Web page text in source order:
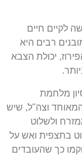
לקיים חיים
רבים היא
, יכולת הצבא
.
מלחמת
וצה"ל, שיש
ולשלוט
בתצפית ואש על
כך שהעובדים